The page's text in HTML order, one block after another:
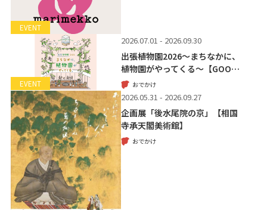
EVENT
EVENT
2026.07.01 - 2026.09.30
出張植物園2026～まちなかに、
植物園がやってくる～【GOO…
おでかけ
2026.05.31 - 2026.09.27
企画展「後水尾院の京」【相国
寺承天閣美術館】
おでかけ